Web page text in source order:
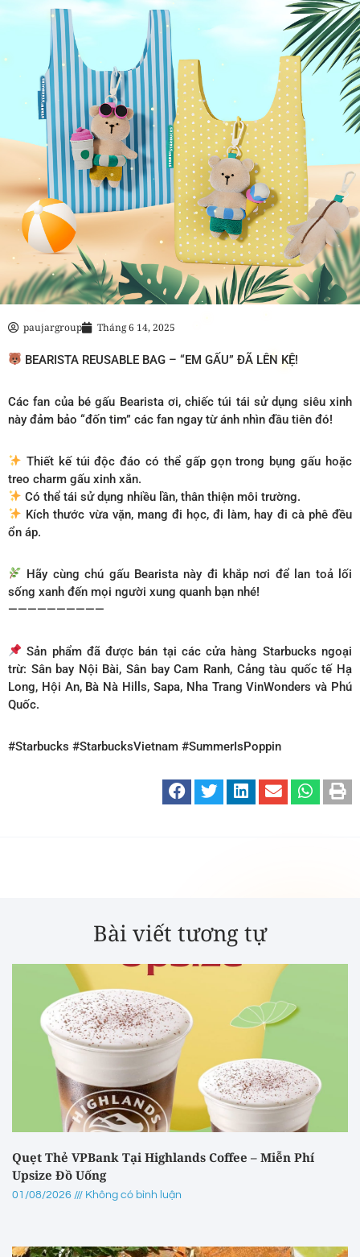
paujargroup Tháng 6 14, 2025
BEARISTA REUSABLE BAG – “EM GẤU” ĐÃ LÊN KỆ!
Các fan của bé gấu Bearista ơi, chiếc túi tái sử dụng siêu xinh
này đảm bảo “đốn tim” các fan ngay từ ánh nhìn đầu tiên đó!
Thiết kế túi độc đáo có thể gấp gọn trong bụng gấu hoặc
treo charm gấu xinh xắn.
Có thể tái sử dụng nhiều lần, thân thiện môi trường.
Kích thước vừa vặn, mang đi học, đi làm, hay đi cà phê đều
ổn áp.
Hãy cùng chú gấu Bearista này đi khắp nơi để lan toả lối
sống xanh đến mọi người xung quanh bạn nhé!
——————————
Sản phẩm đã được bán tại các cửa hàng Starbucks ngoại
trừ: Sân bay Nội Bài, Sân bay Cam Ranh, Cảng tàu quốc tế Hạ
Long, Hội An, Bà Nà Hills, Sapa, Nha Trang VinWonders và Phú
Quốc.
#Starbucks #StarbucksVietnam #SummerIsPoppin
Bài viết tương tự
Quẹt Thẻ VPBank Tại Highlands Coffee – Miễn Phí
Upsize Đồ Uống
01/08/2026 Không có bình luận